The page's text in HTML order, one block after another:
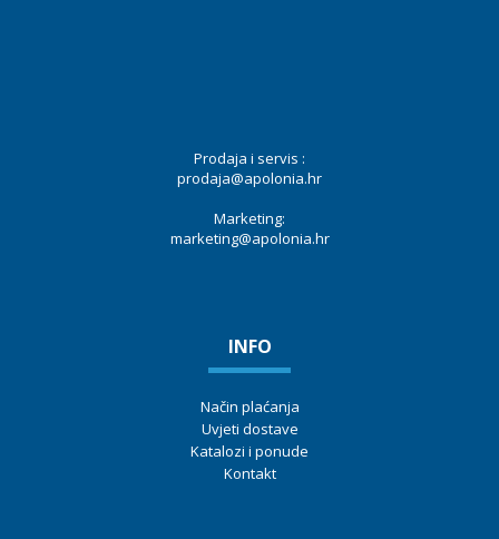
Prodaja i servis :
prodaja@apolonia.hr
Marketing:
marketing@apolonia.hr
INFO
Način plaćanja
Uvjeti dostave
Katalozi i ponude
Kontakt